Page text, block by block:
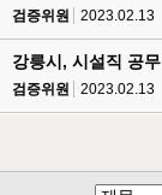
검증위원 2023.02.13
강릉시, 시설직 공
검증위원 2023.02.13